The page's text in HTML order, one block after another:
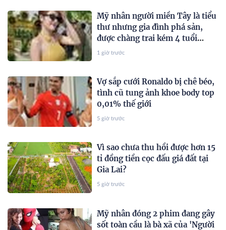
Mỹ nhân người miền Tây là tiểu
thư nhưng gia đình phá sản,
được chàng trai kém 4 tuổi
mang 20 cây vàng hỏi cưới
1 giờ trước
Vợ sắp cưới Ronaldo bị chê béo,
tình cũ tung ảnh khoe body top
0,01% thế giới
5 giờ trước
Vì sao chưa thu hồi được hơn 15
tỉ đồng tiền cọc đấu giá đất tại
Gia Lai?
5 giờ trước
Mỹ nhân đóng 2 phim đang gây
sốt toàn cầu là bà xã của 'Người